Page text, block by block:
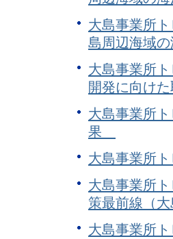
大島事業所
島周辺海域
大島事業所
開発に向け
大島事業所
果
大島事業所
大島事業所
策最前線（
大島事業所